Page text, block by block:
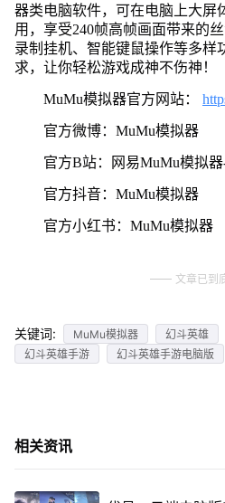
器类电脑软件，可在电脑上大屏
用，享受240帧高帧画面带来的
录制挂机、智能键鼠操作等多样
求，让你轻松游戏成神不伤神！
MuMu模拟器官方网站：
官方微博：MuMu模拟器
官方B站：网易MuMu模拟
官方抖音：MuMu模拟器
官方小红书：MuMu模拟器
文章已到
关键词: MuMu模拟器 幻斗英雄
幻斗英雄手游
幻斗英雄手游电脑版
相关资讯